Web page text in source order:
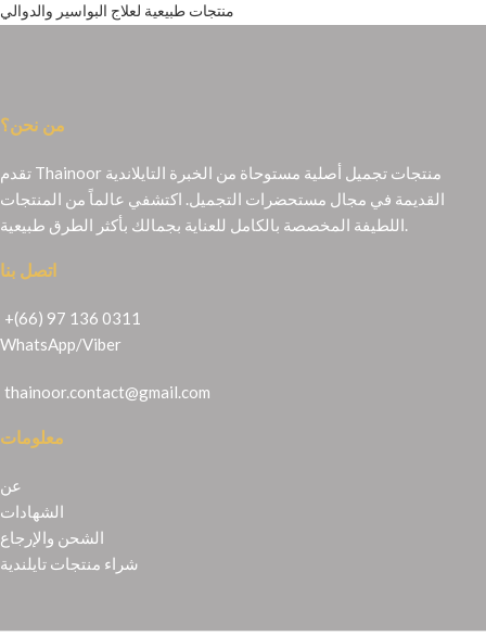
منتجات طبيعية لعلاج البواسير والدوالي
من نحن؟
تقدم Thainoor منتجات تجميل أصلية مستوحاة من الخبرة التايلاندية
القديمة في مجال مستحضرات التجميل. اكتشفي عالماً من المنتجات
اللطيفة المخصصة بالكامل للعناية بجمالك بأكثر الطرق طبيعية.
اتصل بنا
+(66) 97 136 0311
WhatsApp/Viber
thainoor.contact@gmail.com
معلومات
عن
الشهادات
الشحن والإرجاع
شراء منتجات تايلندية